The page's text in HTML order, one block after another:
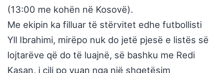
(13:00 me kohën në Kosovë).
Me ekipin ka filluar të stërvitet edhe futbollisti
Yll Ibrahimi, mirëpo nuk do jetë pjesë e listës së
lojtarëve që do të luajnë, së bashku me Redi
Kasan, i cili po vuan nga një shqetësim